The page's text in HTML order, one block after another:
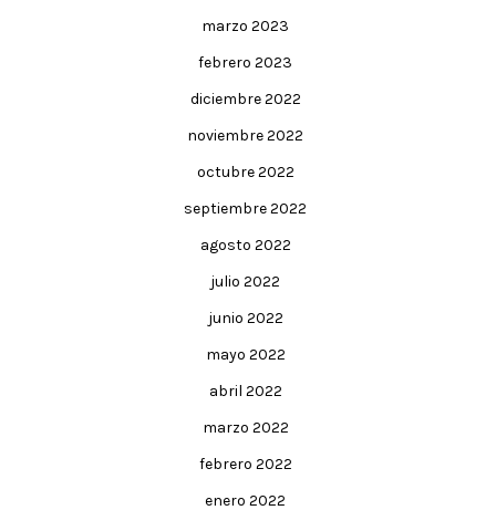
marzo 2023
febrero 2023
diciembre 2022
noviembre 2022
octubre 2022
septiembre 2022
agosto 2022
julio 2022
junio 2022
mayo 2022
abril 2022
marzo 2022
febrero 2022
enero 2022